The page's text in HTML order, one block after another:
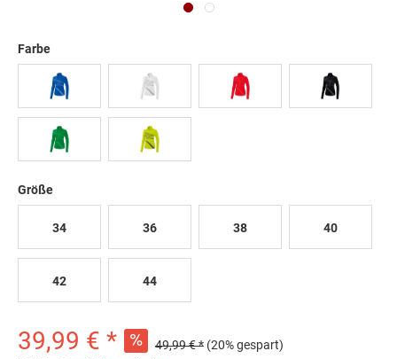
Farbe
Größe
34 36 38 40
42 44
39,99 € * 49,99 € * (20% gespart)